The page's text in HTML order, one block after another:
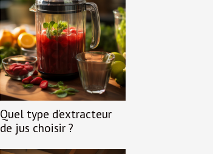
Quel type d’extracteur
de jus choisir ?